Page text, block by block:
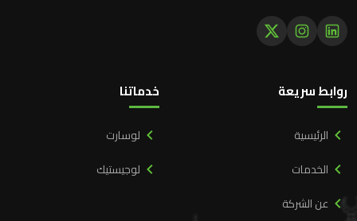
روابط سريعة
الرئيسية
الخدمات
عن الشركة
خدماتنا
لوسارت
لوجيستيك